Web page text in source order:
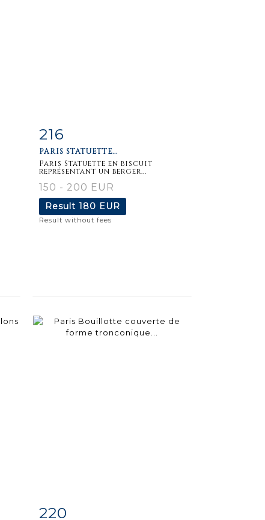
Item detail
216
PARIS STATUETTE...
Paris Statuette en biscuit
représentant un berger...
150 - 200 EUR
Result 180 EUR
Result without fees
Item detail
220